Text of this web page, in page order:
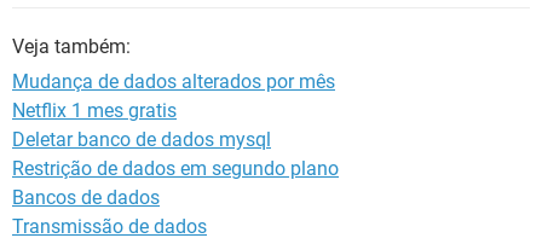
Veja também:
Mudança de dados alterados por mês
Netflix 1 mes gratis
Deletar banco de dados mysql
Restrição de dados em segundo plano
Bancos de dados
Transmissão de dados